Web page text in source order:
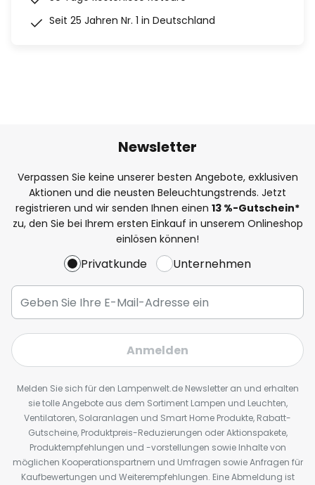
Seit 25 Jahren Nr. 1 in Deutschland
Newsletter
Verpassen Sie keine unserer besten Angebote, exklusiven
Aktionen und die neusten Beleuchtungstrends. Jetzt
registrieren und wir senden Ihnen einen 13 %-Gutschein*
zu, den Sie bei Ihrem ersten Einkauf in unserem Onlineshop
einlösen können!
Privatkunde Unternehmen
Anmelden
Melden Sie sich für den Lampenwelt.de Newsletter an und erhalten
sie tolle Angebote aus dem Sortiment Lampen und Leuchten,
Ventilatoren, Solaranlagen und Smart Home Produkte, Rabatt-
Gutscheine, Produktpreis-Reduzierungen oder Aktionspakete,
Produktempfehlungen und -vorstellungen sowie Inhalte von
möglichen Kooperationspartnern und Umfragen sowie Anfragen für
Kaufbewertungen und Weiterempfehlungen. Eine Abmeldung ist